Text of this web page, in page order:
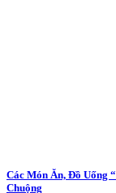
Các Món Ăn, Đồ Uống
Chuộng